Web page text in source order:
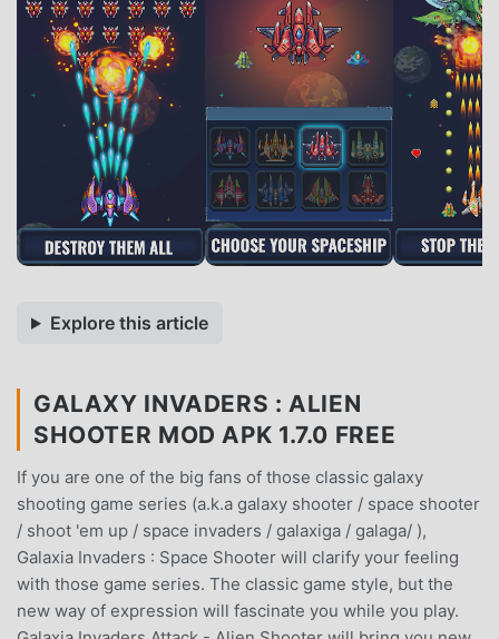
Explore this article
GALAXY INVADERS : ALIEN
SHOOTER MOD APK 1.7.0 FREE
If you are one of the big fans of those classic galaxy
shooting game series (a.k.a galaxy shooter / space shooter
/ shoot 'em up / space invaders / galaxiga / galaga/ ),
Galaxia Invaders : Space Shooter will clarify your feeling
with those game series. The classic game style, but the
new way of expression will fascinate you while you play.